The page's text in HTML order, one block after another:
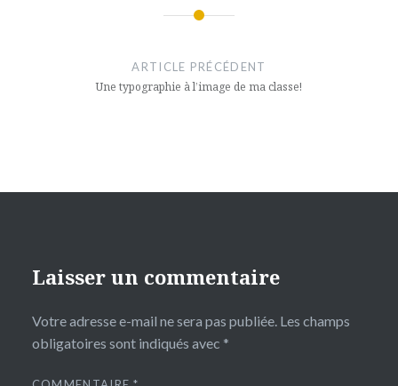
ARTICLE PRÉCÉDENT
Une typographie à l’image de ma classe!
Laisser un commentaire
Votre adresse e-mail ne sera pas publiée. Les champs
obligatoires sont indiqués avec *